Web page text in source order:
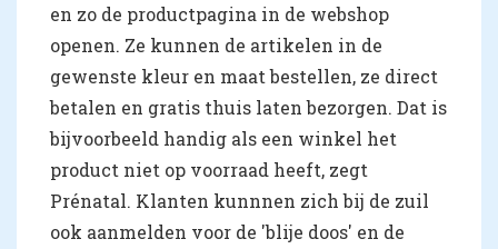
en zo de productpagina in de webshop
openen. Ze kunnen de artikelen in de
gewenste kleur en maat bestellen, ze direct
betalen en gratis thuis laten bezorgen. Dat is
bijvoorbeeld handig als een winkel het
product niet op voorraad heeft, zegt
Prénatal. Klanten kunnnen zich bij de zuil
ook aanmelden voor de 'blije doos' en de